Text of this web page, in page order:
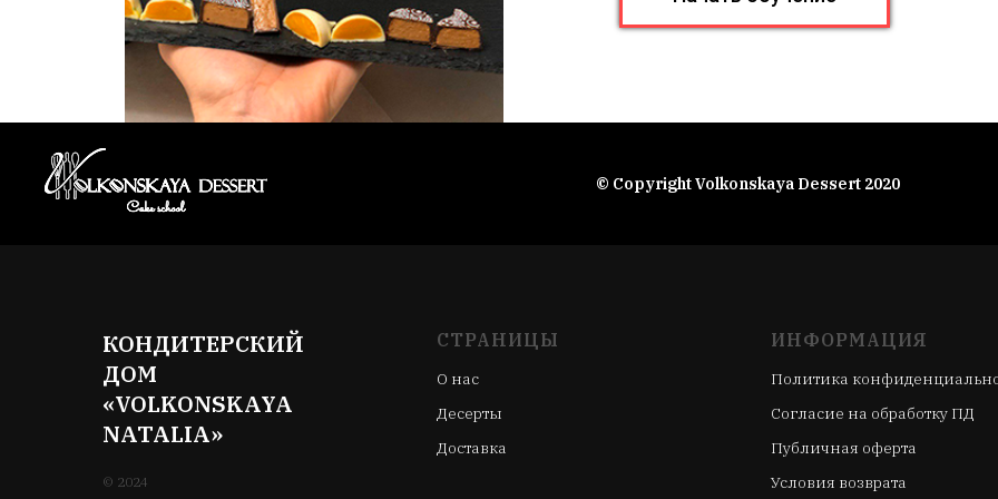
© Copyright Volkonskaya Dessert 2020
КОНДИТЕРСКИЙ
ДОМ
«VOLKONSKAYA
NATALIA»
© 2024
СТРАНИЦЫ
О нас
Десерты
Доставка
ИНФОРМАЦИЯ
Политика
Согласие на обработку ПД
Публичная оферта
Условия возврата